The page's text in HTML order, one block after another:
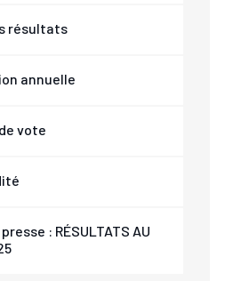
résultats
annuelle
vote
: RÉSULTATS AU